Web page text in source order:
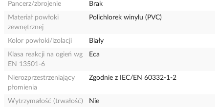
Pancerz/zbrojenie
Brak
Materiał powłoki
zewnętrznej
Polichlorek winylu (PVC)
Kolor powłoki/izolacji
Biały
Klasa reakcji na ogień wg
EN 13501-6
Eca
Nierozprzestrzeniający
płomienia
Zgodnie z IEC/EN 60332-1-2
Wytrzymałość (trwałość)
Nie